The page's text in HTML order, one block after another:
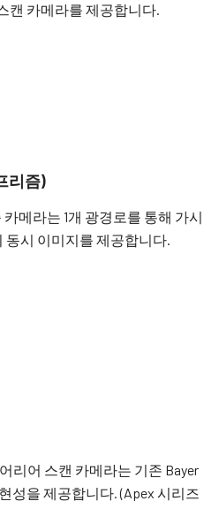
캔 카메라를 제공합니다.
리즘)
메라는 1개 광경로를 통해 가시
동시 이미지를 제공합니다.
리어 스캔 카메라는 기존 Bayer
성을 제공합니다. (Apex 시리즈